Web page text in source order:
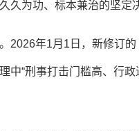
久为功、标本兼治的坚定
2026年1月1日，新修订的
中“刑事打击门槛高、行政